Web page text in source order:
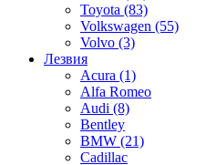
Toyota (83)
Volkswagen (55)
Volvo (3)
Лезвия
Acura (1)
Alfa Romeo
Audi (8)
Bentley
BMW (21)
Cadillac